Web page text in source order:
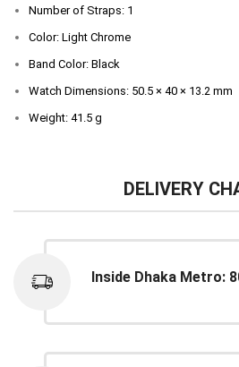
Number of Straps: 1
Color: Light Chrome
Band Color: Black
Watch Dimensions: 50.5 × 40 × 13.2 mm
Weight: 41.5 g
DELIVERY
Inside Dhaka Metro: